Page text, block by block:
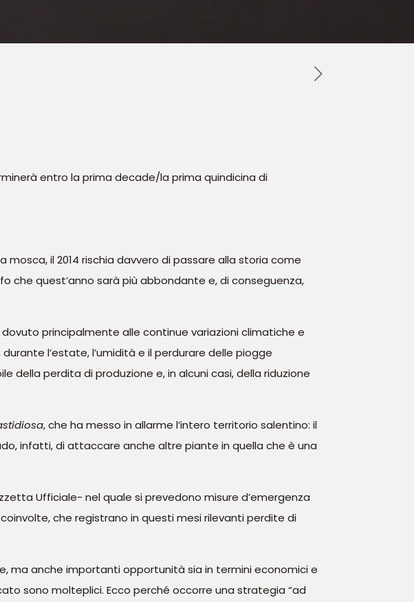
entro la prima decade/la prima quindicina di
il 2014 rischia davvero di passare alla storia come
che quest’anno sarà più abbondante e, di conseguenza,
principalmente alle continue variazioni climatiche e
l’estate, l’umidità e il perdurare delle piogge
perdita di produzione e, in alcuni casi, della riduzione
, che ha messo in allarme l’intero territorio salentino: il
infatti, di attaccare anche altre piante in quella che è una
Ufficiale- nel quale si prevedono misure d’emergenza
che registrano in questi mesi rilevanti perdite di
ma anche importanti opportunità sia in termini economici e
sono molteplici. Ecco perché occorre una strategia “ad